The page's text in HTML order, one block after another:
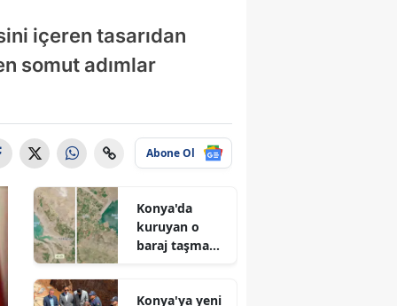
içeren tasarıdan
somut adımlar
Abone Ol
Konya'da
kuruyan o
baraj taşma
Konya'ya yeni